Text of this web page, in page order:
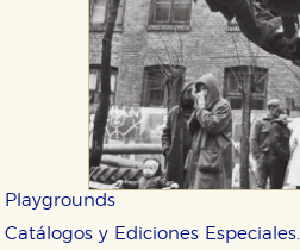
Playgrounds
Catálogos y Ediciones Especiales.